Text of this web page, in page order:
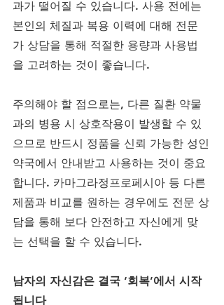
과가 떨어질 수 있습니다. 사용 전에는
본인의 체질과 복용 이력에 대해 전문
가 상담을 통해 적절한 용량과 사용법
을 고려하는 것이 좋습니다.
주의해야 할 점으로는, 다른 질환 약물
과의 병용 시 상호작용이 발생할 수 있
으므로 반드시 정품을 신뢰 가능한 성인
약국에서 안내받고 사용하는 것이 중요
합니다. 카마그라정프로페시아 등 다른
제품과 비교를 원하는 경우에도 전문 상
담을 통해 보다 안전하고 자신에게 맞
는 선택을 할 수 있습니다.
남자의 자신감은 결국 ‘회복’에서 시작
됩니다